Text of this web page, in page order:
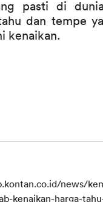
pasti di
dan tempe
kenaikan.
news/
kenaikan-harga-